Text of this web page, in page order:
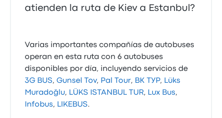
atienden la ruta de Kiev a Estanbul?
Varias importantes compañías de autobuses
operan en esta ruta con 6 autobuses
disponibles por día, incluyendo servicios de
3G BUS,Gunsel Tov, Pal Tour, ВК ТУР, Lüks
Muradoğlu, LÜKS ISTANBUL TUR, Lux Bus,
Infobus, LIKEBUS.